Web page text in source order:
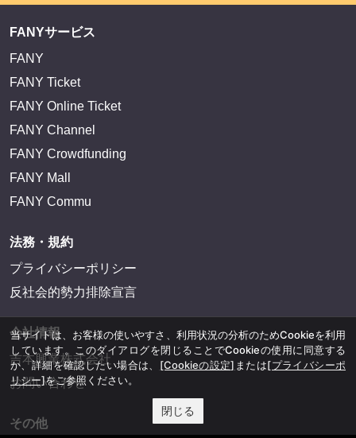
FANYサービス
FANY
FANY Ticket
FANY Online Ticket
FANY Channel
FANY Crowdfunding
FANY Mall
FANY Commu
法務・規約
プライバシーポリシー
反社会的勢力排除宣言
会社情報
吉本興業株式会社
お問い合わせ
その他
当サイトは、お客様の使いやすさ、利用状況の分析のためCookieを利用
しています。このダイアログを閉じることでCookieの使用に同意する
か、詳細を確認したい場合は、 [Cookieの設定] または[プライバシーポ
リシー]をご参照ください。
閉じる